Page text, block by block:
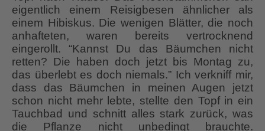
eigentlich einem Reisigbesen ähnlicher als
einem Hibiskus. Die wenigen Blätter, die noch
anhafteten, waren bereits vertrocknend
eingerollt. “Kannst Du das Bäumchen nicht
retten? Die haben doch jetzt bis Montag zu,
das überlebt es doch niemals.” Ich verkniff mir,
dass das Bäumchen in meinen Augen jetzt
schon nicht mehr lebte, stellte den Topf in ein
Tauchbad und schnitt alles stark zurück, was
die Pflanze nicht unbedingt brauchte.